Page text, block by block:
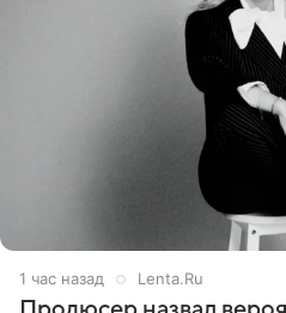
1 час назад Lenta.Ru